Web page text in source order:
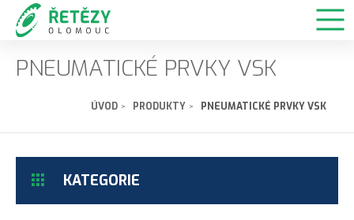
PNEUMATICKÉ PRVKY VSK
ÚVOD PRODUKTY PNEUMATICKÉ PRVKY VSK
KATEGORIE